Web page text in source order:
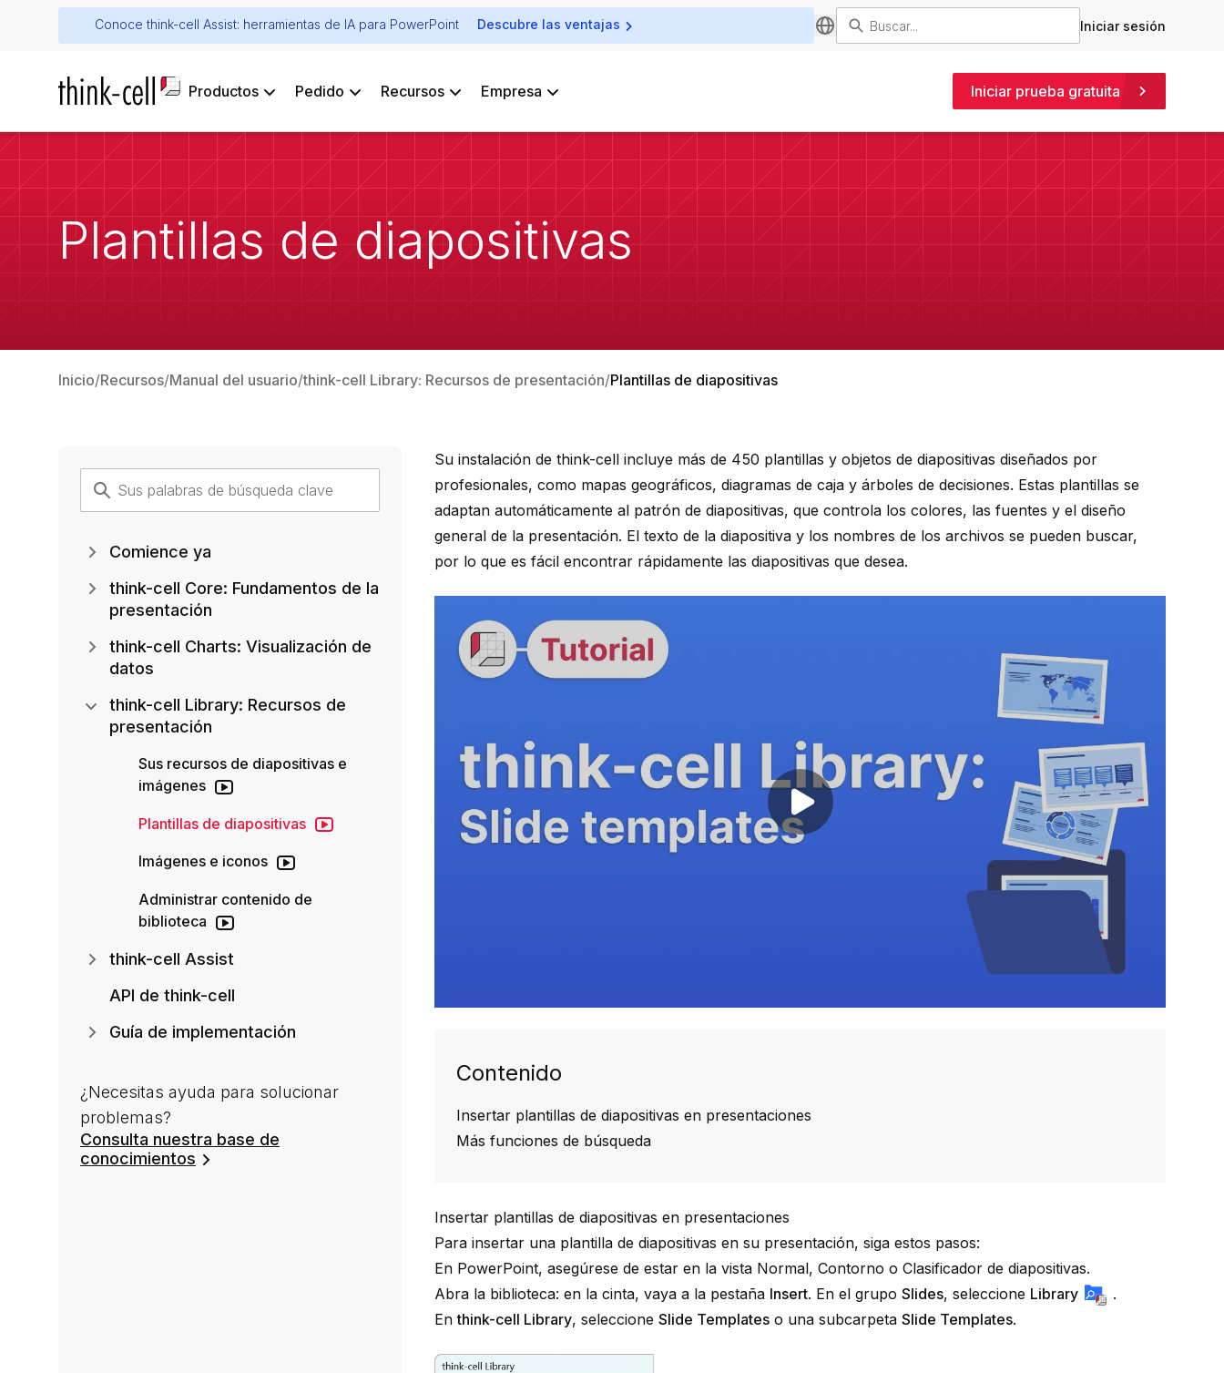
Conoce think-cell Assist: herramientas de IA para PowerPoint Descubre las ventajas Iniciar sesión
Productos Pedido Recursos Empresa Iniciar prueba gratuita
Plantillas de diapositivas
Inicio Recursos Manual del usuario think-cell Library: Recursos de presentación Plantillas de diapositivas
Su instalación dethink-cell incluye más de 450 plantillas y objetos de diapositivas diseñados por
profesionales, como mapas geográficos, diagramas de caja y árboles de decisiones. Estas plantillas se
adaptan automáticamente al patrón de diapositivas, que controla los colores, las fuentes y el diseño
general de la presentación. El texto de la diapositiva y los nombres de los archivos se pueden buscar,
por lo que es fácil encontrar rápidamente las diapositivas que desea.
Play video
Contenido
Insertar plantillas de diapositivas en presentaciones
Más funciones de búsqueda
Insertar plantillas de diapositivas en presentaciones
Para insertar una plantilla de diapositivas en su presentación, siga estos pasos:
En PowerPoint, asegúrese de estar en la vista Normal, Contorno o Clasificador de diapositivas.
Abra la biblioteca: en la cinta, vaya a la pestaña Insert. En el grupoSlides, seleccione Library
.
Enthink-cell Library, seleccioneSlide Templates o una subcarpetaSlide Templates.
Comience ya
think-cell Core: Fundamentos de la
presentación
think-cell Charts: Visualización de
datos
think-cell Library: Recursos de
presentación
Sus recursos de diapositivas e
imágenes
Plantillas de diapositivas
Imágenes e iconos
Administrar contenido de
biblioteca
think-cell Assist
API de think-cell
Guía de implementación
¿Necesitas ayuda para solucionar
problemas?
Consulta nuestra base de
conocimientos